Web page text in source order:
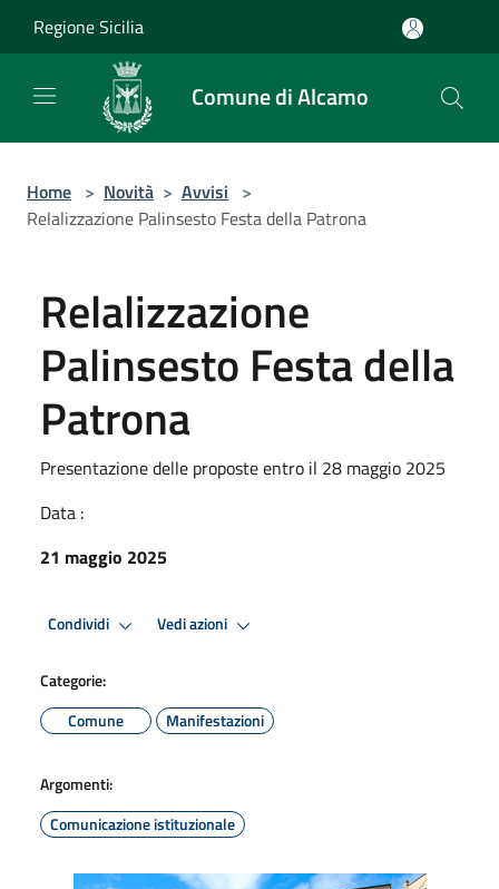
Regione Sicilia
Comune di Alcamo
Home > Novità > Avvisi >
Relalizzazione Palinsesto Festa della Patrona
Relalizzazione
Palinsesto Festa della
Patrona
Presentazione delle proposte entro il 28 maggio 2025
Data :
21 maggio 2025
Condividi Vedi azioni
Categorie:
Comune
Manifestazioni
Argomenti:
Comunicazione istituzionale